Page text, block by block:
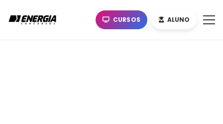
CURSOS ALUNO